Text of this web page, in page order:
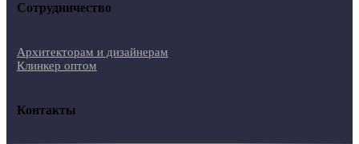
Сотрудничество
Архитекторам и дизайнерам
Клинкер оптом
Контакты